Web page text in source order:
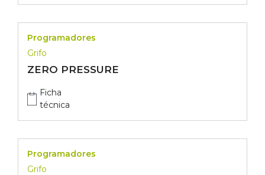
Programadores
Grifo
ZERO PRESSURE
Ficha
técnica
Programadores
Grifo